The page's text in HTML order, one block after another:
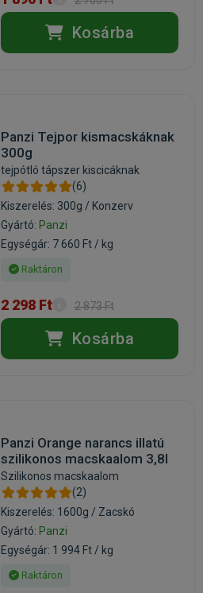
Kosárba
Panzi Tejpor kismacskáknak
300g
tejpótló tápszer kiscicáknak
(6)
Kiszerelés: 300g / Konzerv
Gyártó: Panzi
Egységár: 7 660 Ft / kg
Raktáron
2 298 Ft 2 873 Ft
Kosárba
Panzi Orange narancs illatú
szilikonos macskaalom 3,8l
Szilikonos macskaalom
(2)
Kiszerelés: 1600g / Zacskó
Gyártó: Panzi
Egységár: 1 994 Ft / kg
Raktáron